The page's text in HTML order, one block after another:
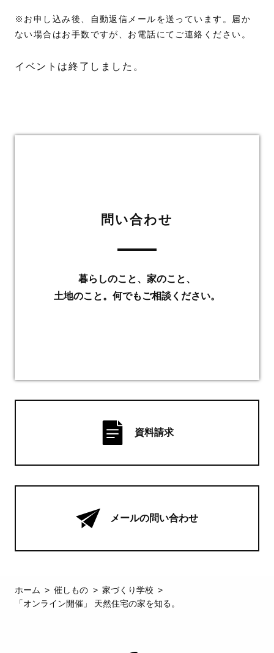
※お申し込み後、自動返信メールを送っています。届か
ない場合はお手数ですが、お電話にてご連絡ください。
イベントは終了しました。
資料請求
問い合わせ
暮らしのこと、家のこと、
土地のこと。何でもご相談ください。
メールの問い合わせ
ホーム 催しもの
家づくり学校
「オンライン開催」 天然住宅の家を知る。